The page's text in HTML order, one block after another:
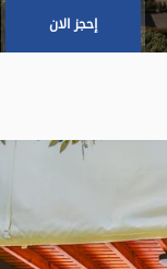
إحجز الان